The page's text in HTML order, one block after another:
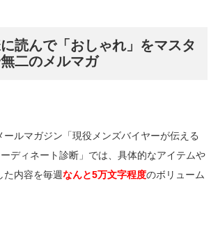
読んで「おしゃれ」をマスタ
二のメルマガ
ールマガジン「現役メンズバイヤーが伝える
ディネート診断」では、具体的なアイテムや
た内容を毎週なんと5万文字程度のボリューム